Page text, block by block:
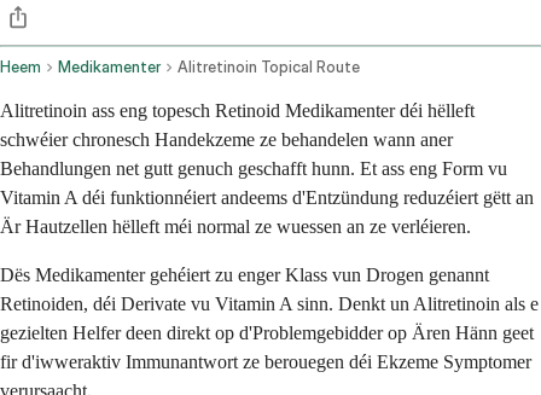
Heem Medikamenter Alitretinoin Topical Route
Alitretinoin ass eng topesch Retinoid Medikamenter déi hëlleft
schwéier chronesch Handekzeme ze behandelen wann aner
Behandlungen net gutt genuch geschafft hunn. Et ass eng Form vu
Vitamin A déi funktionnéiert andeems d'Entzündung reduzéiert gëtt an
Är Hautzellen hëlleft méi normal ze wuessen an ze verléieren.
Dës Medikamenter gehéiert zu enger Klass vun Drogen genannt
Retinoiden, déi Derivate vu Vitamin A sinn. Denkt un Alitretinoin als e
gezielten Helfer deen direkt op d'Problemgebidder op Ären Hänn geet
fir d'iwweraktiv Immunantwort ze berouegen déi Ekzeme Symptomer